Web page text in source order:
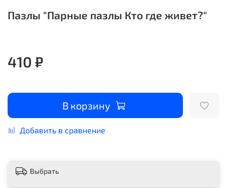
Пазлы "Парные пазлы Кто где живет?"
410 ₽
В корзину
Добавить в сравнение
Выбрать